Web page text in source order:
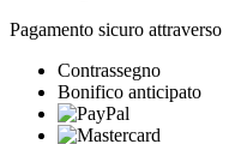
Pagamento sicuro attraverso
Contrassegno
Bonifico anticipato